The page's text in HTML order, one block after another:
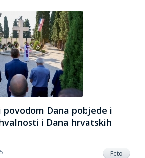
povodom Dana pobjede i
i Dana hrvatskih
Foto